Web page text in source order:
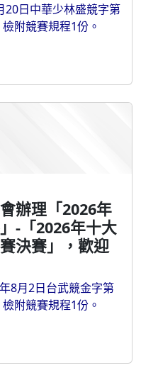
20日中華少林盛競字第
附競賽規程1份。
辦理「2026年
-「2026年十大
決賽」，歡迎
8月2日台武競金字第
附競賽規程1份。